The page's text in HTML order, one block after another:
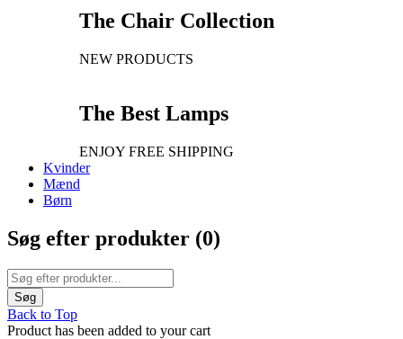
The Chair Collection
NEW PRODUCTS
The Best Lamps
ENJOY FREE SHIPPING
Kvinder
Mænd
Børn
Søg efter produkter (0)
Back to Top
Product has been added to your cart